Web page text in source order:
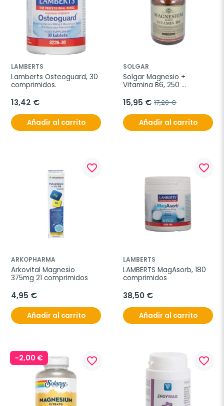
LAMBERTS
Lamberts Osteoguard, 30
comprimidos.
13,42 €
Añadir al carrito
SOLGAR
Solgar Magnesio +
Vitamina B6, 250
15,95 € 17,20 €
Añadir al carrito
favorite_border
ARKOPHARMA
Arkovital Magnesio
375mg 21 comprimidos
4,95 €
Añadir al carrito
favorite_border
LAMBERTS
LAMBERTS MagAsorb, 180
comprimidos
38,50 €
Añadir al carrito
-2,00 € favorite_border favorite_border